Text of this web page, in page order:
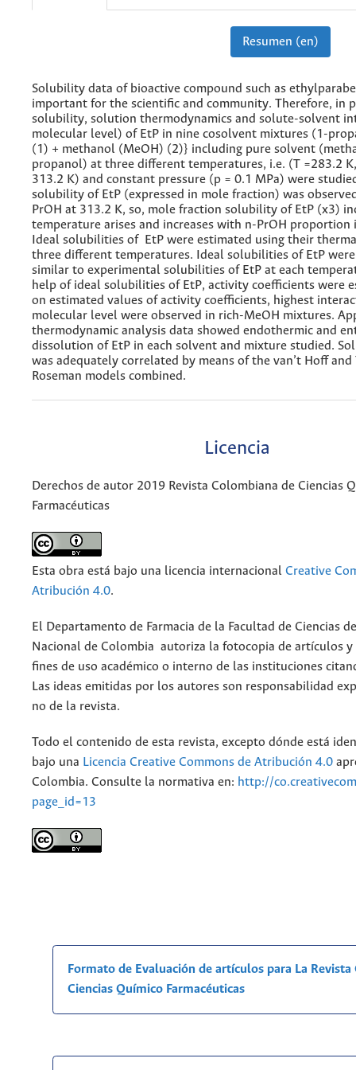
Resumen (en)
Solubility data of bioactive compound such as
important for the scientific and community. Therefore, in
solubility, solution thermodynamics and solute-solvent
molecular level) of EtP in nine cosolvent mixtures (1-
(1) + methanol (MeOH) (2)} including pure solvent
propanol) at three different temperatures, i.e. (T =283.2
313.2 K) and constant pressure (p = 0.1 MPa) were
solubility of EtP (expressed in mole fraction) was
PrOH at 313.2 K, so, mole fraction solubility of EtP (x3)
temperature arises and increases with n-PrOH proportion
Ideal solubilities of EtP were estimated using their
three different temperatures. Ideal solubilities of EtP
similar to experimental solubilities of EtP at each
help of ideal solubilities of EtP, activity coefficients were
on estimated values of activity coefficients, highest
molecular level were observed in rich-MeOH mixtures.
thermodynamic analysis data showed endothermic and
dissolution of EtP in each solvent and mixture studied.
was adequately correlated by means of the van’t Hoff and
Roseman models combined.
Licencia
Derechos de autor 2019 Revista Colombiana de Ciencias
Farmacéuticas
Esta obra está bajo una licencia internacional Creative
Atribución 4.0.
El Departamento de Farmacia de la Facultad de Ciencias
Nacional de Colombia autoriza la fotocopia de artículos
fines de uso académico o interno de las instituciones
Las ideas emitidas por los autores son responsabilidad
no de la revista.
Todo el contenido de esta revista, excepto dónde está
bajo una Licencia Creative Commons de Atribución 4.0
Colombia. Consulte la normativa en: http://
page_id=13
Formato de Evaluación de artículos para La
Ciencias Químico Farmacéuticas